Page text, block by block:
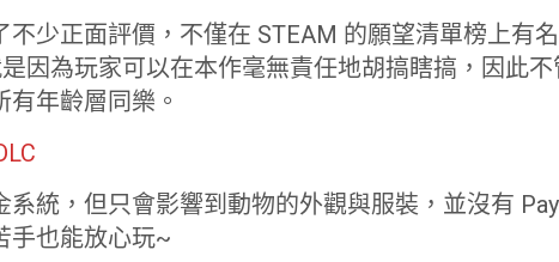
不少正面評價，不僅在 STEAM 的願望清單榜上有
因為玩家可以在本作毫無責任地胡搞瞎搞，因此
年齡層同樂。
系統，但只會影響到動物的外觀與服裝，並沒有
手也能放心玩~